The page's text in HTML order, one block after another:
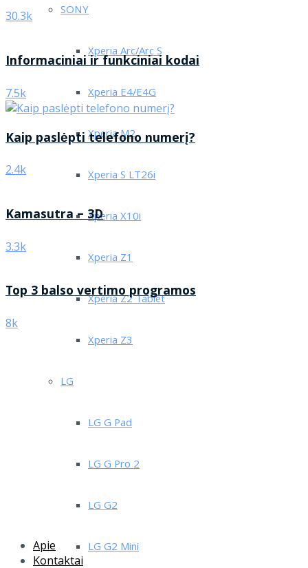
SONY
Xperia Arc/Arc S
Xperia E4/E4G
Xperia M2
Xperia S LT26i
Xperia X10i
Xperia Z1
Xperia Z2 Tablet
Xperia Z3
LG
LG G Pad
LG G Pro 2
LG G2
LG G2 Mini
30.3k
Informaciniai ir funkciniai kodai
7.5k
Kaip paslėpti telefono numerį?
2.4k
Kamasutra – 3D
3.3k
Top 3 balso vertimo programos
8k
Apie
Kontaktai